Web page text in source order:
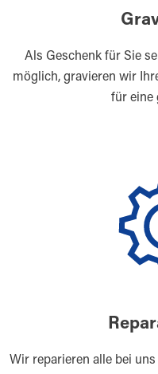
Als Geschenk für Sie
möglich, gravieren wir
für eine
Wir reparieren alle bei